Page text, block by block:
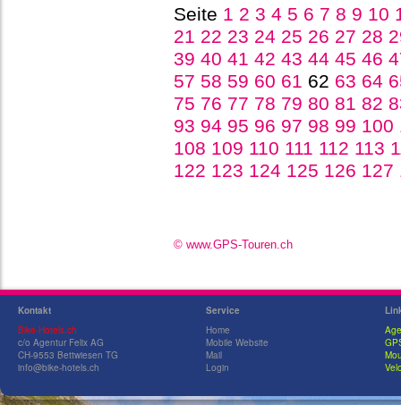
Seite 1 2 3 4 5 6 7 8 9 10
21 22 23 24 25 26 27 28
39 40 41 42 43 44 45 46
57 58 59 60 61 62 63 64
75 76 77 78 79 80 81 82
93 94 95 96 97 98 99 100
108 109 110 111 112 113
122 123 124 125 126 127
© www.GPS-Touren.ch
Kontakt
Bike-Hotels.ch
c/o Agentur Felix AG
CH-9553 Bettwiesen TG
info@bike-hotels.ch
Service
Home
Mobile Website
Mail
Login